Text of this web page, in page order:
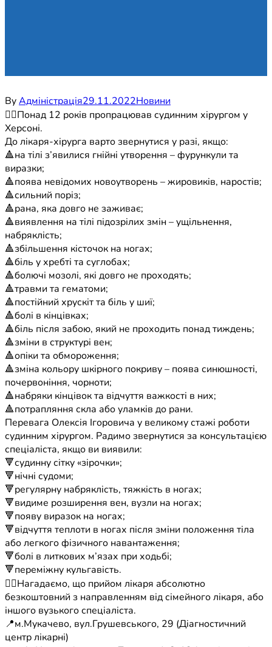
ByАдміністрація29.11.2022Новини
👉🏻Понад 12 років пропрацював судинним хірургом у
Херсоні.
До лікаря-хірурга варто звернутися у разі, якщо:
🔺на тілі з’явилися гнійні утворення – фурункули та
виразки;
🔺поява невідомих новоутворень – жировиків, наростів;
🔺сильний поріз;
🔺рана, яка довго не заживає;
🔺виявлення на тілі підозрілих змін – ущільнення,
набряклість;
🔺збільшення кісточок на ногах;
🔺біль у хребті та суглобах;
🔺болючі мозолі, які довго не проходять;
🔺травми та гематоми;
🔺постійний хрускіт та біль у шиї;
🔺болі в кінцівках;
🔺біль після забою, який не проходить понад тиждень;
🔺зміни в структурі вен;
🔺опіки та обмороження;
🔺зміна кольору шкірного покриву – поява синюшності,
почервоніння, чорноти;
🔺набряки кінцівок та відчуття важкості в них;
🔺потрапляння скла або уламків до рани.
Перевага Олексія Ігоровича у великому стажі роботи
судинним хірургом. Радимо звернутися за консультацією
спеціаліста, якщо ви виявили:
🔻судинну сітку «зірочки»;
🔻нічні судоми;
🔻регулярну набряклість, тяжкість в ногах;
🔻видиме розширення вен, вузли на ногах;
🔻появу виразок на ногах;
🔻відчуття теплоти в ногах після зміни положення тіла
або легкого фізичного навантаження;
🔻болі в литкових м’язах при ходьбі;
🔻переміжну кульгавість.
☝🏻Нагадаємо, що прийом лікаря абсолютно
безкоштовний з направленням від сімейного лікаря, або
іншого вузького спеціаліста.
📍м.Мукачево, вул.Грушевського, 29 (Діагностичний
центр лікарні)